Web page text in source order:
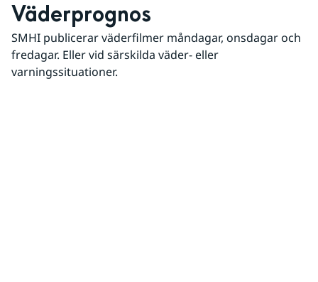
Väderprognos
SMHI publicerar väderfilmer måndagar, onsdagar och
fredagar. Eller vid särskilda väder- eller
varningssituationer.